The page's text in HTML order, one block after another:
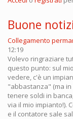
Buone
Collegamento
12:19
Volevo ringraziare
questo punto: sul
vedere, c'è un
"abbastanza" (ma
tenere soldi in
via il mio impianto!).
e il contatore sale